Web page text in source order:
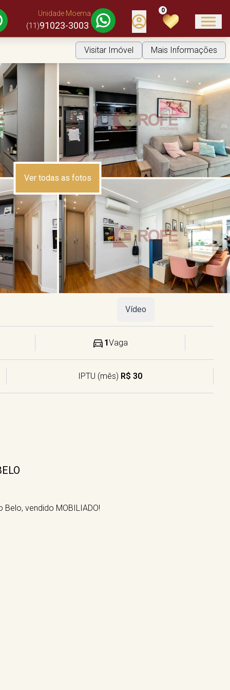
Unidade Moema
(11)91023-3003
0
Visitar Imóvel Mais Informações
Ver todas as fotos
Vídeo
1Vaga
IPTU (mês) R$ 30
vendido MOBILIADO!